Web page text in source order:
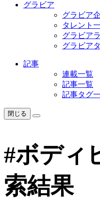
グラビア
グラビア
タレント
グラビア
グラビア
記事
連載一覧
記事一覧
記事タグ
閉じる
#ボディ
索結果